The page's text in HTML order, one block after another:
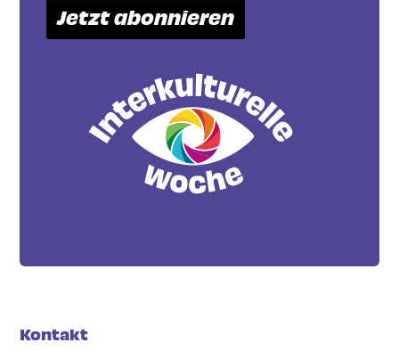
Jetzt abonnieren
Kontakt